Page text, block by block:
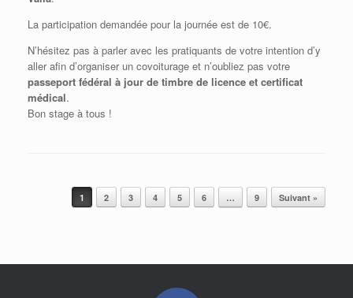
La participation demandée pour la journée est de 10€.
N’hésitez pas à parler avec les pratiquants de votre intention d’y
aller afin d’organiser un covoiturage et n’oubliez pas votre
passeport fédéral à jour de timbre de licence et certificat
médical.
Bon stage à tous !
Post navigation
1 2 3 4 5 6 … 9 Suivant »